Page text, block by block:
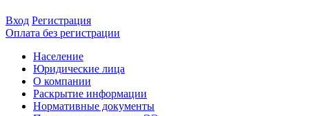
Вход Регистрация
Оплата без регистрации
Население
Юридические лица
О компании
Раскрытие информации
Нормативные документы